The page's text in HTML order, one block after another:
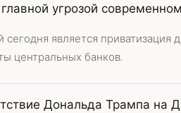
угрозой
сегодня является приватизация
центральных банков.
Дональда Трампа на